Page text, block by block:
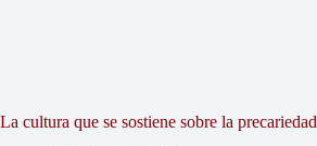
La cultura que se sostiene sobre la precariedad